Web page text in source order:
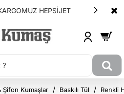
HEPSİJET
Şifon Kumaşlar Baskılı Tül Renkli